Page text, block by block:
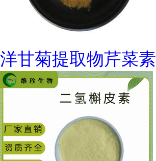
洋甘菊提取物芹菜素